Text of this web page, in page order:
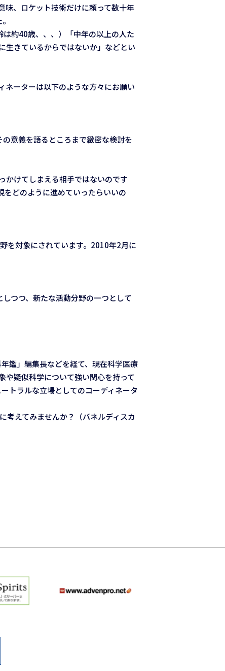
味、ロケット技術だけに頼って数十年
約40歳、、、）「中年の以上の人た
生きているからではないか」などとい
ネーターは以下のような方々にお願い
意義を語るところまで緻密な検討を
かけてしまえる相手ではないのです
どのように進めていったらいいの
を対象にされています。2010年2月に
つつ、新たな活動分野の一つとして
鑑」編集長などを経て、現在科学医療
疑似科学について強い関心を持って
トラルな立場としてのコーディネータ
考えてみませんか？（パネルディスカ